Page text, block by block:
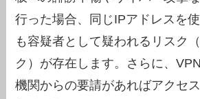
行った場合、同じIPアドレスを
も容疑者として疑われるリスク
ク）が存在します。さらに、
機関からの要請があればアクセ